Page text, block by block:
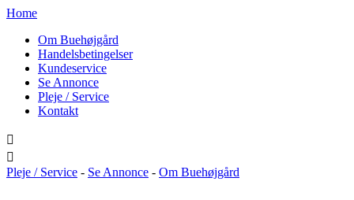
Home
Om Buehøjgård
Handelsbetingelser
Kundeservice
Se Annonce
Pleje / Service
Kontakt
Pleje / Service - Se Annonce - Om Buehøjgård